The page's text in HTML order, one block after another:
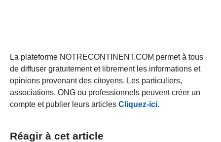
La plateforme NOTRECONTINENT.COM permet à tous
de diffuser gratuitement et librement les informations et
opinions provenant des citoyens. Les particuliers,
associations, ONG ou professionnels peuvent créer un
compte et publier leurs articles Cliquez-ici.
Réagir à cet article